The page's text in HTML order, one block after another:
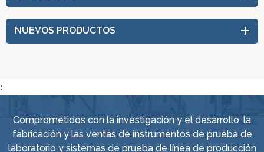
NUEVOS PRODUCTOS
:
Comprometidos con la investigación y el desarrollo, la
fabricación y las ventas de instrumentos de prueba de
laboratorio y sistemas de prueba de línea de producción